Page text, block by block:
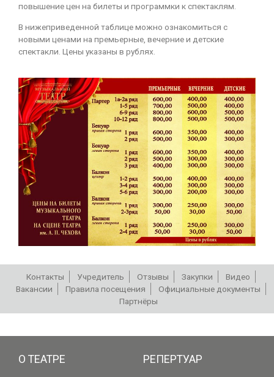
повышение цен на билеты и программки к спектаклям.
В нижеприведенной таблице можно ознакомиться с
новыми ценами на премьерные, вечерние и детские
спектакли. Цены указаны в рублях.
Контакты Учредитель Отзывы Закупки
Видео
Вакансии
Правила посещения
Официальные документы
Партнёры
О ТЕАТРЕ РЕПЕРТУАР